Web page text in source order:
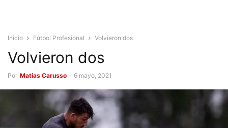
Inicio Fútbol Profesional Volvieron dos
Volvieron dos
Por Matias Carusso - 6 mayo, 2021